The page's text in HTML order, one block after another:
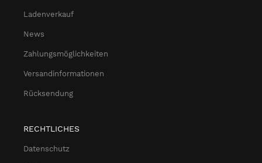
Ladenverkauf
News
Zahlungsmöglichkeiten
Versandinformationen
Rücksendung
RECHTLICHES
Datenschutz